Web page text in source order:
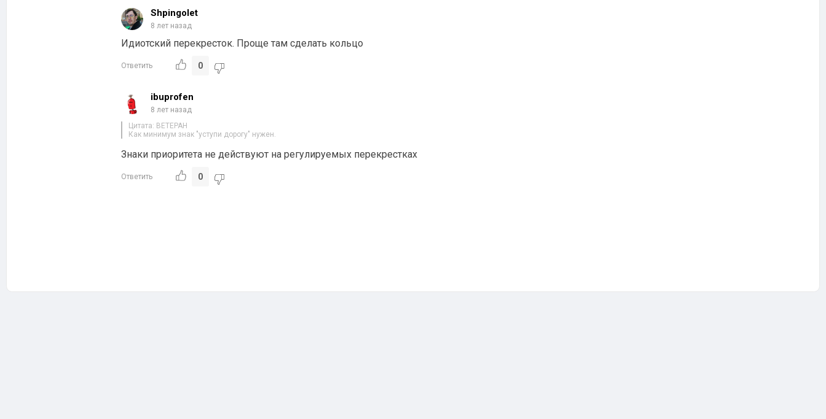
Shpingolet
8 лет назад
Идиотский перекресток. Проще там сделать кольцо
Ответить 0
ibuprofen
8 лет назад
Цитата: BETEPAH
Как минимум знак "уступи дорогу" нужен.
Знаки приоритета не действуют на регулируемых перекрестках
Ответить 0